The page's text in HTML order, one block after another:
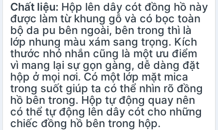
Chất liệu: Hộp lên dây cót đồng hồ này
được làm từ khung gỗ và có bọc toàn
bộ da pu bên ngoài, bên trong thì là
lớp nhung màu xám sang trọng. Kích
thước nhỏ nhắn cũng là một ưu điểm
vì mang lại sự gọn gàng, dễ dàng đặt
hộp ở mọi nơi. Có một lớp mặt mica
trong suốt giúp ta có thể nhìn rõ đồng
hồ bên trong. Hộp tự động quay nên
có thể tự động lên dây cót cho những
chiếc đồng hồ bên trong hộp.